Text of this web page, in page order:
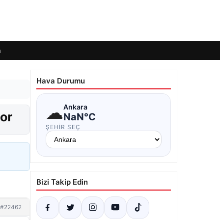
#22462
Hava Durumu
☁Ankara
NaN°C
ŞEHIR SEÇ
Bizi Takip Edin